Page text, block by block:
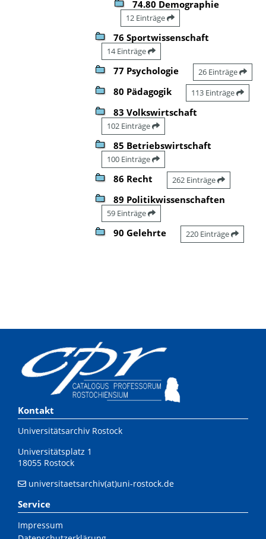
74.80 Demographie
12 Einträge
76 Sportwissenschaft
14 Einträge
77 Psychologie 26 Einträge
80 Pädagogik 113 Einträge
83 Volkswirtschaft
102 Einträge
85 Betriebswirtschaft
100 Einträge
86 Recht 262 Einträge
89 Politikwissenschaften
59 Einträge
90 Gelehrte 220 Einträge
Kontakt
Universitätsarchiv Rostock
Universitätsplatz 1
18055 Rostock
universitaetsarchiv(at)uni-rostock.de
Service
Impressum